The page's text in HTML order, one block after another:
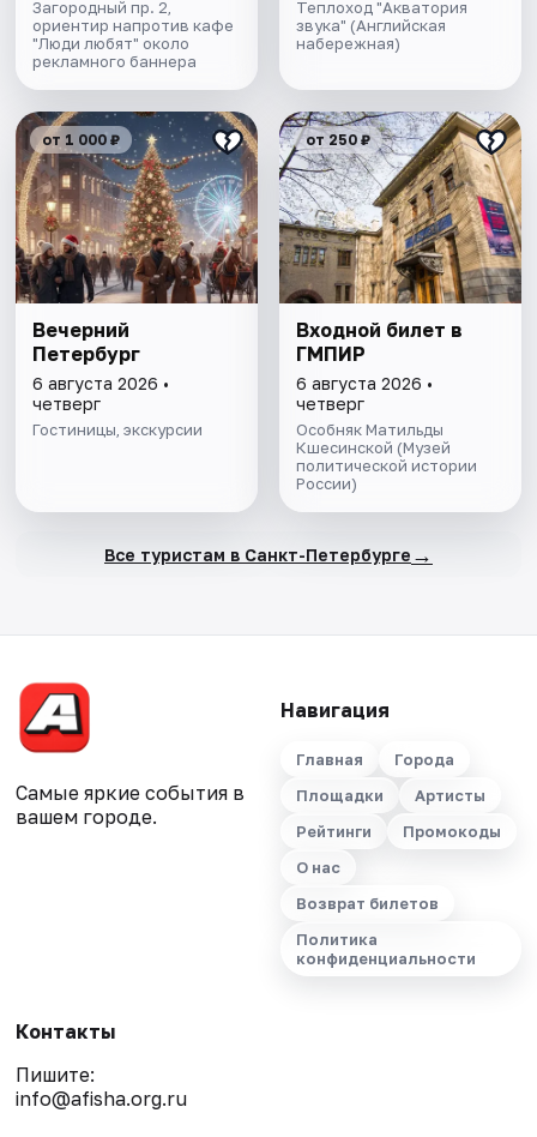
Загородный пр. 2,
ориентир напротив кафе
"Люди любят" около
рекламного баннера
музыкой в тёплом
салоне теплохода
Теплоход "Акватория
звука" (Английская
набережная)
от 1 000 ₽
Вечерний
Петербург
6 августа 2026 •
четверг
Гостиницы, экскурсии
от 250 ₽
Входной билет в
ГМПИР
6 августа 2026 •
четверг
Особняк Матильды
Кшесинской (Музей
политической истории
России)
Все туристам в Санкт-Петербурге →
Самые яркие события в
вашем городе.
Навигация
Главная
Города
Площадки
Артисты
Рейтинги
Промокоды
О нас
Возврат билетов
Политика
конфиденциальности
Контакты
Пишите:
info@afisha.org.ru